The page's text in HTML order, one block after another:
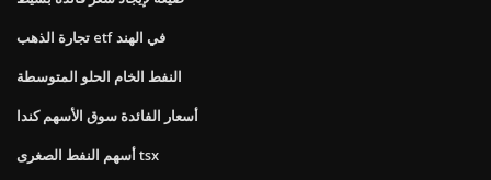
تجارة الذهب etf في الهند
النفط الخام الحلو المتوسطة
أسعار الفائدة سوق الأسهم كندا
أسهم النفط الصغرى tsx